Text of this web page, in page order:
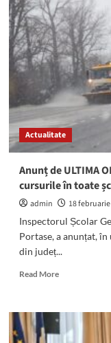
Constanța,
prof.
Claudia
Portase:
„5.516
de
elevi
din
au
susținut
simularea
a
examenului
de
Națională
pentru
clasa
VIII-
Actualitate
Anunț de ULTIMA
cursurile în toate
admin
18
Inspectorul Școlar
Portase, a anunțat,
din județ...
Read MoreRead
Anunț
de
ULTIMA